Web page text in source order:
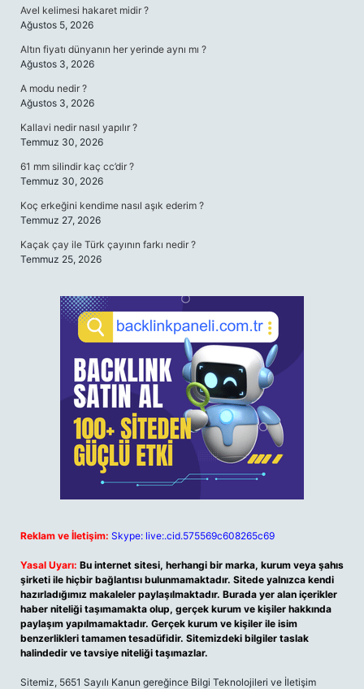
Avel kelimesi hakaret midir ?
Ağustos 5, 2026
Altın fiyatı dünyanın her yerinde aynı mı ?
Ağustos 3, 2026
A modu nedir ?
Ağustos 3, 2026
Kallavi nedir nasıl yapılır ?
Temmuz 30, 2026
61 mm silindir kaç cc’dir ?
Temmuz 30, 2026
Koç erkeğini kendime nasıl aşık ederim ?
Temmuz 27, 2026
Kaçak çay ile Türk çayının farkı nedir ?
Temmuz 25, 2026
Reklam ve İletişim: Skype: live:.cid.575569c608265c69
Yasal Uyarı: Bu internet sitesi, herhangi bir marka, kurum veya şahıs
şirketi ile hiçbir bağlantısı bulunmamaktadır. Sitede yalnızca kendi
hazırladığımız makaleler paylaşılmaktadır. Burada yer alan içerikler
haber niteliği taşımamakta olup, gerçek kurum ve kişiler hakkında
paylaşım yapılmamaktadır. Gerçek kurum ve kişiler ile isim
benzerlikleri tamamen tesadüfidir. Sitemizdeki bilgiler taslak
halindedir ve tavsiye niteliği taşımazlar.
Sitemiz, 5651 Sayılı Kanun gereğince Bilgi Teknolojileri ve İletişim